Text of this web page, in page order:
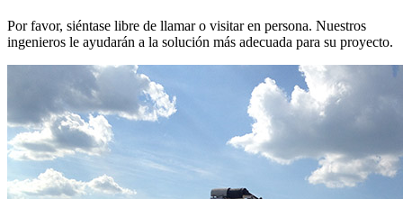
Por favor, siéntase libre de llamar o visitar en persona. Nuestros
ingenieros le ayudarán a la solución más adecuada para su proyecto.